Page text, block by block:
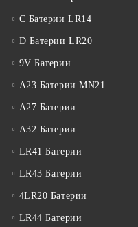
C Батерии LR14
D Батерии LR20
9V Батерии
A23 Батерии MN21
A27 Батерии
A32 Батерии
LR41 Батерии
LR43 Батерии
4LR20 Батерии
LR44 Батерии